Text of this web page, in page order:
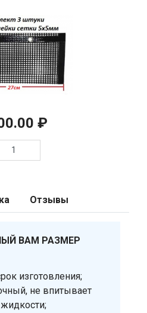
₽
Отзывы
ВАМ РАЗМЕР
изготовления;
не впитывает